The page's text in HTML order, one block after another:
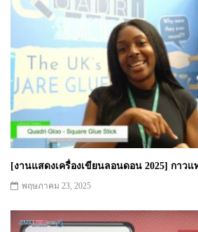
[งานแสดงเครื่องเขียนลอนดอน 2025] กาว
พฤษภาคม 23, 2025